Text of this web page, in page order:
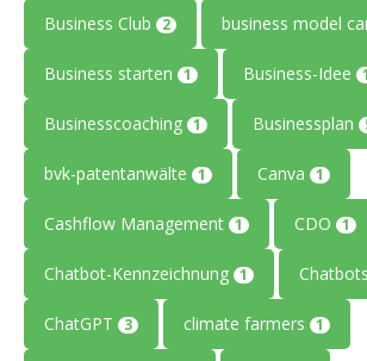
Business Club 2 business model
Business starten 1 Business-Idee
Businesscoaching 1 Businessplan
bvk-patentanwälte 1 Canva 1
Cashflow Management 1 CDO 1
Chatbot-Kennzeichnung 1 Chatbots
ChatGPT 3 climate farmers 1